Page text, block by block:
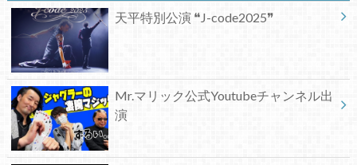
天平特別公演 ❝J-code2025❞
Mr.マリック公式Youtubeチャンネル出
演